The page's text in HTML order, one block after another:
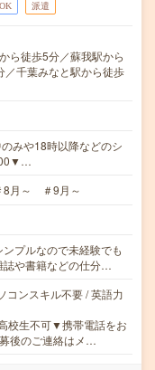
派遣
ら徒歩5分／蘇我駅から
／千葉みなと駅から徒歩
みや18時以降などのシ
8月～ ＃9月～
プルなので未経験でも
や書籍などの仕分…
コンスキル不要 / 英語力
生不可▼携帯電話をお
後のご連絡はメ…